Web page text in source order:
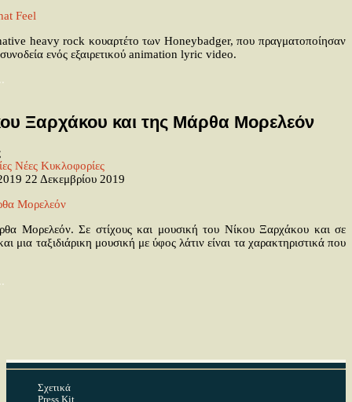
heavy rock κουαρτέτο των Honeybadger, που πραγματοποίησαν
ενός εξαιρετικού animation lyric video.
Ξαρχάκου και της Μάρθα Μορελεόν
Νέες Κυκλοφορίες
22 Δεκεμβρίου 2019
Μορελεόν. Σε στίχους και μουσική του Νίκου Ξαρχάκου και σε
ταξιδιάρικη μουσική με ύφος λάτιν είναι τα χαρακτηριστικά που
Σχετικά
Press Kit